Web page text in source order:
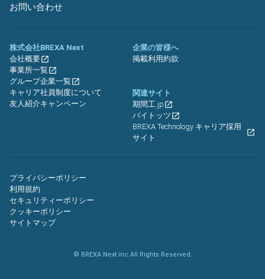
お問い合わせ
株式会社BREXA Next
会社概要
事業所一覧
グループ企業一覧
キャリア社員制度について
友人紹介キャンペーン
企業の皆様へ
掲載利用約款
関連サイト
期間工.jp
バイトッツ
BREXA Technology キャリア採用
サイト
プライバシーポリシー
利用規約
セキュリティーポリシー
クッキーポリシー
サイトマップ
© BREXA Next inc.All Rights Reserved.